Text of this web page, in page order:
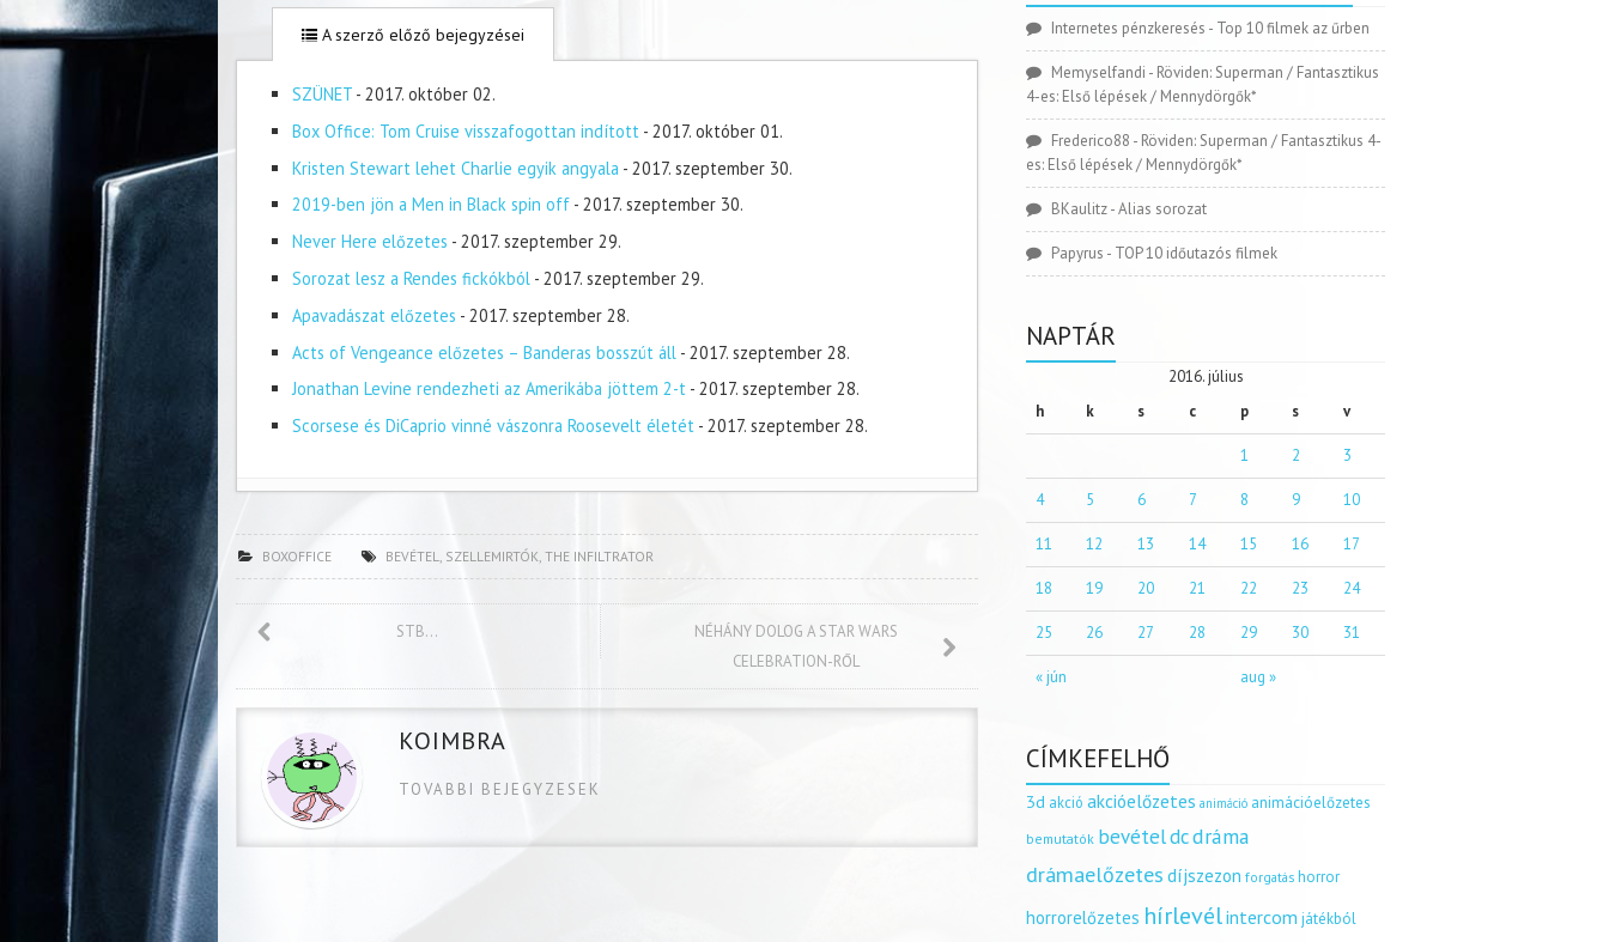
A szerző előző bejegyzései
SZÜNET - 2017. október 02.
Box Office: Tom Cruise visszafogottan indított - 2017. október 01.
Kristen Stewart lehet Charlie egyik angyala - 2017. szeptember 30.
2019-ben jön a Men in Black spin off - 2017. szeptember 30.
Never Here előzetes - 2017. szeptember 29.
Sorozat lesz a Rendes fickókból - 2017. szeptember 29.
Apavadászat előzetes - 2017. szeptember 28.
Acts of Vengeance előzetes – Banderas bosszút áll - 2017. szeptember 28.
Jonathan Levine rendezheti az Amerikába jöttem 2-t - 2017. szeptember 28.
Scorsese és DiCaprio vinné vászonra Roosevelt életét - 2017. szeptember 28.
BOXOFFICE BEVÉTEL, SZELLEMIRTÓK, THE INFILTRATOR
STB…
NÉHÁNY DOLOG A STAR WARS
CELEBRATION-RŐL
KOIMBRA
TOVABBI BEJEGYZESEK
Internetes pénzkeresés - Top 10 filmek az űrben
Memyselfandi - Röviden: Superman / Fantasztikus
4-es: Első lépések / Mennydörgők*
Frederico88 - Röviden: Superman / Fantasztikus 4-
es: Első lépések / Mennydörgők*
BKaulitz-Alias sorozat
Papyrus - TOP 10 időutazós filmek
NAPTÁR
2016. július
h
k s c p s v
« jún aug »
1 2 3
4 5 6 7 8 9 10
11 12 13 14 15 16 17
18 19 20 21 22 23 24
25 26 27 28 29 30 31
CÍMKEFELHŐ
3d akció akcióelőzetes animáció animációelőzetes
bemutatók bevételdcdráma
drámaelőzetes díjszezon forgatás horror
horrorelőzetes hírlevélintercom játékból